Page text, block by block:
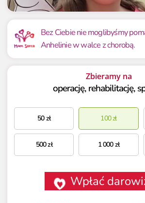
Mamy już
8 069.40 zł
3.67% 3.67%
Bez Ciebie nie moglibyśmy
Anhelinie w walce z chorobą.
Zbieramy na
operację, rehabilitację,
50zł 100zł
500zł 1 000zł
Wpłać